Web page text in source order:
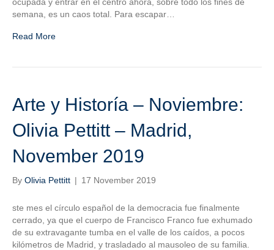
semana, es un caos total. Para escapar…
Read More
Arte y Historía – Noviembre:
Olivia Pettitt – Madrid,
November 2019
By Olivia Pettitt | 17 November 2019
ste mes el círculo español de la democracia fue finalmente
cerrado, ya que el cuerpo de Francisco Franco fue exhumado
de su extravagante tumba en el valle de los caídos, a pocos
kilómetros de Madrid, y trasladado al mausoleo de su familia.